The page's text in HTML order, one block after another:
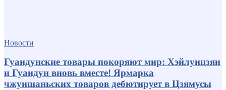
Новости
Гуандунские товары покоряют мир: Хэйлунцзян
и Гуандун вновь вместе! Ярмарка
чжуншаньских товаров дебютирует в Цзямусы